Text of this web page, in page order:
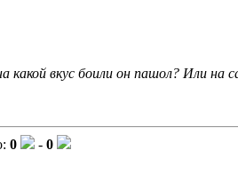
вкус боили он пашол? Или на
0 - 0